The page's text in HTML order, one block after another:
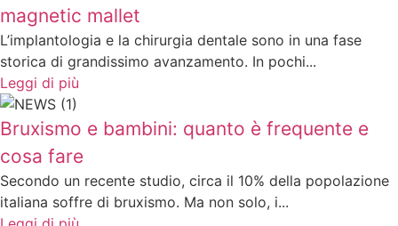
magnetic mallet
L’implantologia e la chirurgia dentale sono in una fase
storica di grandissimo avanzamento. In pochi...
Leggi di più
Bruxismo e bambini: quanto è frequente e
cosa fare
Secondo un recente studio, circa il 10% della popolazione
italiana soffre di bruxismo. Ma non solo, i...